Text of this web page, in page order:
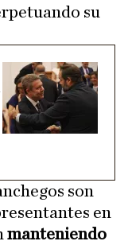
su
son
en
manteniendo